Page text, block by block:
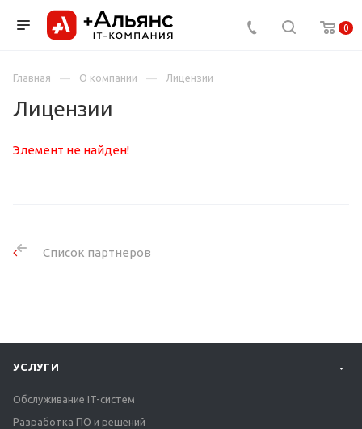
0
Главная О компании Лицензии
Лицензии
Элемент не найден!
Список партнеров
УСЛУГИ
Обслуживание IT-систем
Разработка ПО и решений